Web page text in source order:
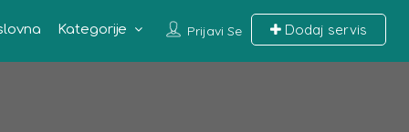
Prijavi Se Dodaj servis
Kategorije